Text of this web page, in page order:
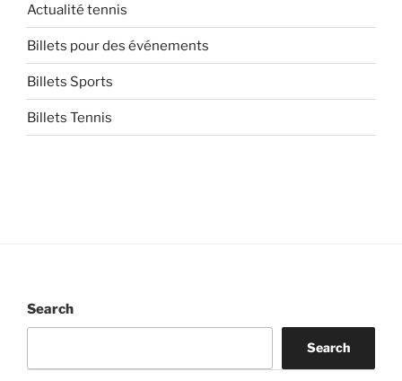
Actualité tennis
Billets pour des événements
Billets Sports
Billets Tennis
Search
Search